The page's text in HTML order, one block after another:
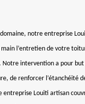
domaine, notre entreprise
l’entretien de votre
Notre intervention a pour
de renforcer l’étanchéité
Louiti artisan